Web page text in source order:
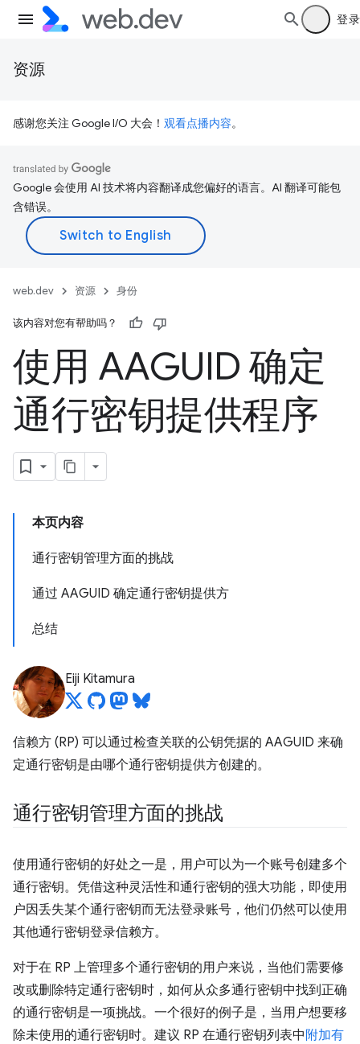
登录
资源
感谢您关注 Google I/O 大会！ 观看点播内容。
Google 会使用 AI 技术将内容翻译成您偏好的语言。AI 翻译可能包
含错误。
web.dev 资源 身份
该内容对您有帮助吗？
使用 AAGUID 确定
通行密钥提供程序
本页内容
通行密钥管理方面的挑战
通过 AAGUID 确定通行密钥提供方
总结
Eiji Kitamura
信赖方 (RP) 可以通过检查关联的公钥凭据的 AAGUID 来确
定通行密钥是由哪个通行密钥提供方创建的。
通行密钥管理方面的挑战
使用通行密钥的好处之一是，用户可以为一个账号创建多个
通行密钥。凭借这种灵活性和通行密钥的强大功能，即使用
户因丢失某个通行密钥而无法登录账号，他们仍然可以使用
其他通行密钥登录信赖方。
对于在 RP 上管理多个通行密钥的用户来说，当他们需要修
改或删除特定通行密钥时，如何从众多通行密钥中找到正确
的通行密钥是一项挑战。一个很好的例子是，当用户想要移
除未使用的通行密钥时。建议 RP 在通行密钥列表中 附加有